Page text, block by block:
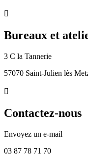

Bureaux et
3 C la Tannerie
57070 Saint-Julien lès

Contactez-nous
Envoyez un e-mail
03 87 78 71 70